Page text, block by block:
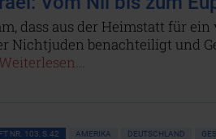
dass aus der Heimstatt für
Nichtjuden benachteiligt und
Weiterlesen...
NR. 103, S.42 AMERIKA DEUTSCHLAND